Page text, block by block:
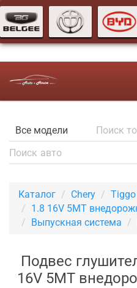
Каталог Chery
Tiggo
1.8 16V 5MT
Выпускная система
Подвес
16V 5MT